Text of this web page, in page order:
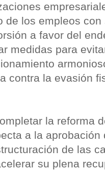
de los empleos
a favor del
medidas para
contra la evasión
la reforma
a la
de las
su plena